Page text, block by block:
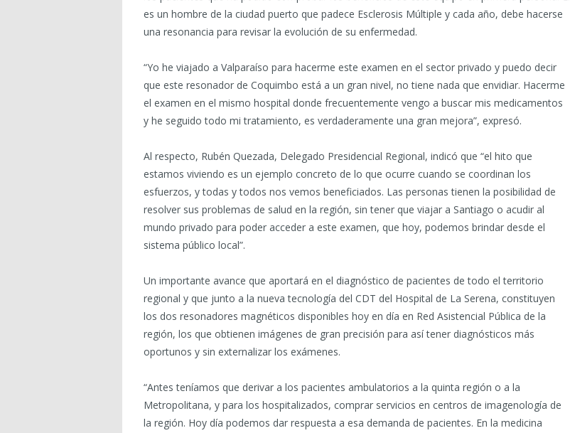
es un hombre de la ciudad puerto que padece Esclerosis Múltiple y cada año, debe hacerse
una resonancia para revisar la evolución de su enfermedad.
“Yo he viajado a Valparaíso para hacerme este examen en el sector privado y puedo decir
que este resonador de Coquimbo está a un gran nivel, no tiene nada que envidiar. Hacerme
el examen en el mismo hospital donde frecuentemente vengo a buscar mis medicamentos
y he seguido todo mi tratamiento, es verdaderamente una gran mejora”, expresó.
Al respecto, Rubén Quezada, Delegado Presidencial Regional, indicó que “el hito que
estamos viviendo es un ejemplo concreto de lo que ocurre cuando se coordinan los
esfuerzos, y todas y todos nos vemos beneficiados. Las personas tienen la posibilidad de
resolver sus problemas de salud en la región, sin tener que viajar a Santiago o acudir al
mundo privado para poder acceder a este examen, que hoy, podemos brindar desde el
sistema público local”.
Un importante avance que aportará en el diagnóstico de pacientes de todo el territorio
regional y que junto a la nueva tecnología del CDT del Hospital de La Serena, constituyen
los dos resonadores magnéticos disponibles hoy en día en Red Asistencial Pública de la
región, los que obtienen imágenes de gran precisión para así tener diagnósticos más
oportunos y sin externalizar los exámenes.
“Antes teníamos que derivar a los pacientes ambulatorios a la quinta región o a la
Metropolitana, y para los hospitalizados, comprar servicios en centros de imagenología de
la región. Hoy día podemos dar respuesta a esa demanda de pacientes. En la medicina